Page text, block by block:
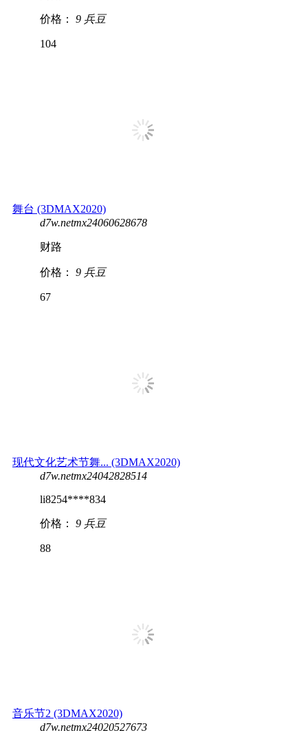
价格： 9 兵豆
104
舞台 (3DMAX2020)
d7w.netmx24060628678
财路
价格： 9 兵豆
67
现代文化艺术节舞... (3DMAX2020)
d7w.netmx24042828514
li8254****834
价格： 9 兵豆
88
音乐节2 (3DMAX2020)
d7w.netmx24020527673